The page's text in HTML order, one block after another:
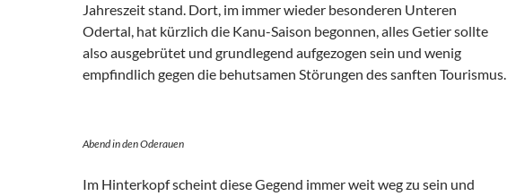
Jahreszeit stand. Dort, im immer wieder besonderen Unteren
Odertal, hat kürzlich die Kanu-Saison begonnen, alles Getier sollte
also ausgebrütet und grundlegend aufgezogen sein und wenig
empfindlich gegen die behutsamen Störungen des sanften Tourismus.
Abend in den Oderauen
Im Hinterkopf scheint diese Gegend immer weit weg zu sein und